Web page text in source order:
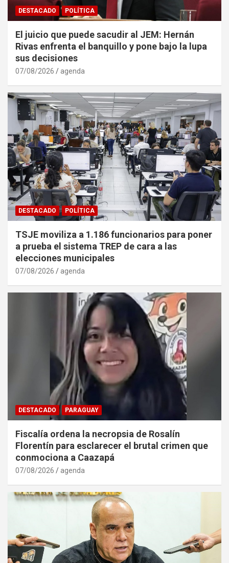
DESTACADO POLÍTICA
El juicio que puede sacudir al JEM: Hernán
Rivas enfrenta el banquillo y pone bajo la lupa
sus decisiones
07/08/2026 agenda
DESTACADO POLÍTICA
TSJE moviliza a 1.186 funcionarios para poner
a prueba el sistema TREP de cara a las
elecciones municipales
07/08/2026 agenda
DESTACADO PARAGUAY
Fiscalía ordena la necropsia de Rosalín
Florentín para esclarecer el brutal crimen que
conmociona a Caazapá
07/08/2026 agenda